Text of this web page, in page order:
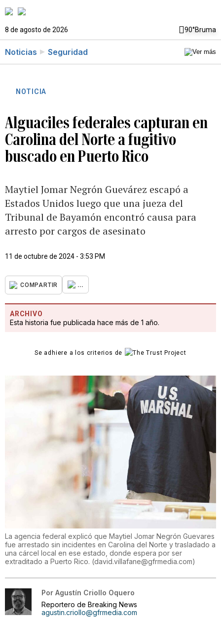
8 de agosto de 2026 90°Bruma
Noticias Seguridad
NOTICIA
Alguaciles federales capturan en
Carolina del Norte a fugitivo
buscado en Puerto Rico
Maytiel Jomar Negrón Guevárez escapó a
Estados Unidos luego que una jueza del
Tribunal de Bayamón encontró causa para
arresto por cargos de asesinato
11 de octubre de 2024 - 3:53 PM
COMPARTIR ...
ARCHIVO
Esta historia fue publicada hace más de 1 año.
Se adhiere a los criterios de
La agencia federal explicó que Maytiel Jomar Negrón Guevares
fue arrestado sin incidentes en Carolina del Norte y trasladado a
una cárcel local en ese estado, donde espera por ser
extraditado a Puerto Rico. (david.villafane@gfrmedia.com)
Por Agustín Criollo Oquero
Reportero de Breaking News
agustin.criollo@gfrmedia.com